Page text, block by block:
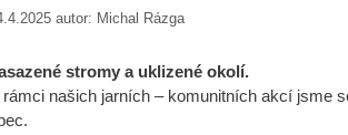
autor: Michal Rázga
stromy a uklizené okolí.
rámci našich jarních – komunitních akcí jsme